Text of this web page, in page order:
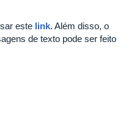
este link. Além disso, o
de texto pode ser feito